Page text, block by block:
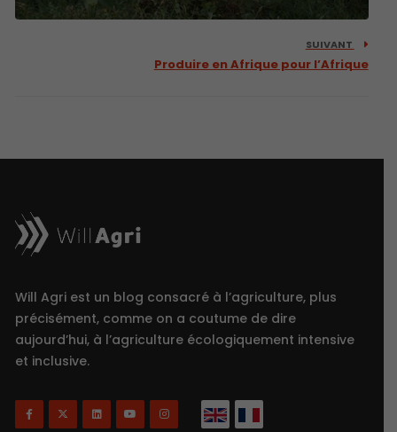
SUIVANT
Produire en Afrique pour l’Afrique
Will Agri est un blog consacré à l’agriculture, plus
précisément, comme on a coutume de dire
aujourd’hui, à l’agriculture écologiquement intensive
et inclusive.